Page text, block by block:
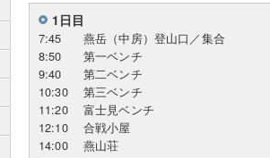
1日目
7:45
燕岳（中房）登山口／集合
8:50
第一ベンチ
9:40
第二ベンチ
10:30
第三ベンチ
11:20
富士見ベンチ
12:10
合戦小屋
14:00
燕山荘